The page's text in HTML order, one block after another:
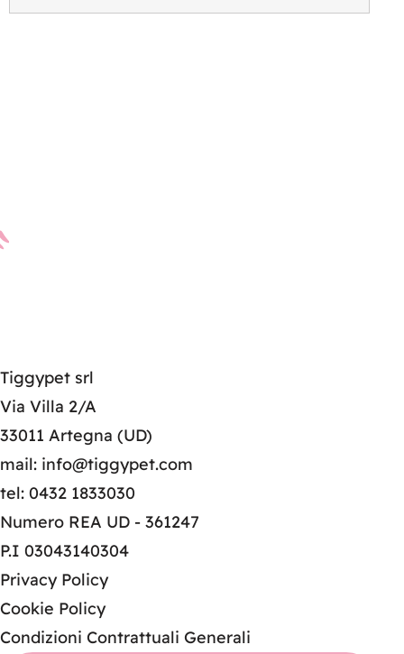
Tiggypet srl
Via Villa 2/A
33011 Artegna (UD)
mail: info@tiggypet.com
tel: 0432 1833030
Numero REA UD - 361247
P.I 03043140304
Privacy Policy
Cookie Policy
Condizioni Contrattuali Generali